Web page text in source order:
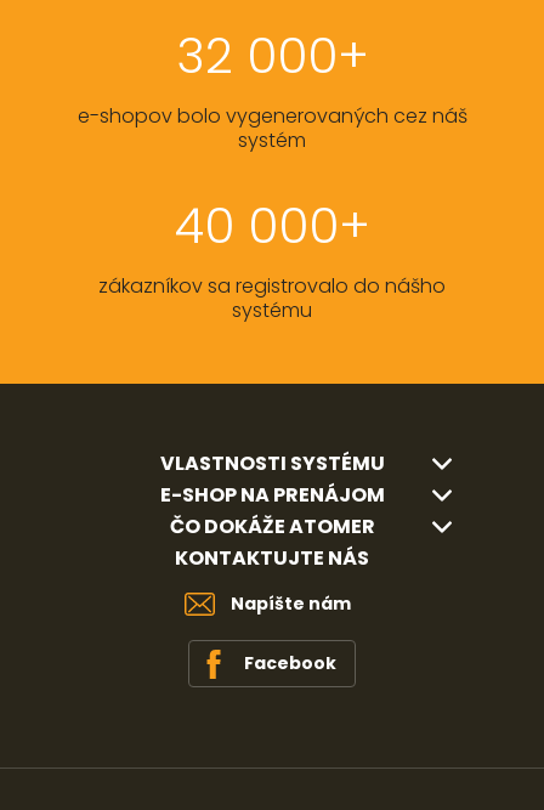
32 000+
e-shopov bolo vygenerovaných cez náš
systém
40 000+
zákazníkov sa registrovalo do nášho
systému
VLASTNOSTI SYSTÉMU
E-SHOP NA PRENÁJOM
ČO DOKÁŽE ATOMER
KONTAKTUJTE NÁS
Napíšte nám
Facebook